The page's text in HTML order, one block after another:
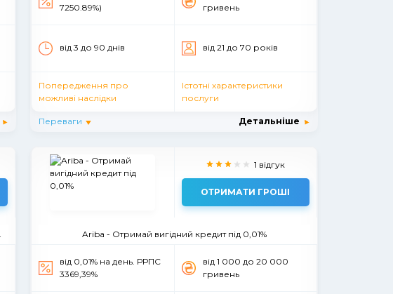
7250.89%)
гривень
від 3 до 90 днiв вiд 21 до 70 рокiв
Попередження про
можливі наслідки
Істотні характеристики
послуги
Переваги Детальніше
1 відгук
ОТРИМАТИ ГРОШІ
Ariba - Отримай вигідний кредит під 0,01%
від 0,01% на день. РРПС
3369,39%
вiд 1 000 до 20 000
гривень